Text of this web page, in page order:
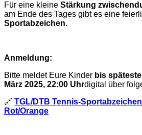
Für eine kleine Stärkung
am Ende des Tages gibt es eine
Sportabzeichen.
Anmeldung:
Bitte meldet Eure Kinder bis
März 2025, 22:00 Uhrdigital über
🔗 TGL/DTB Tennis-Sportabzeichen
Rot/Orange